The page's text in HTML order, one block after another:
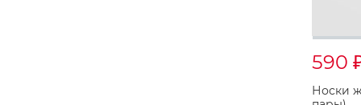
590
Носки